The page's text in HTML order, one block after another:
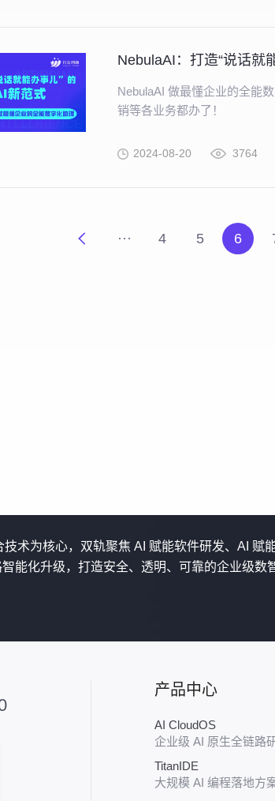
NebulaAI：打造“说话就
NebulaAI 做最懂企业的全能
销等各业务都办了！
2024-08-20 3764
··· 4 5 6
技术为核心，双轨聚焦 AI 赋能软件研发、AI
能化升级，打造安全、透明、可靠的企业级数
产品中心
AI CloudOS
企业级 AI 原生全链路
TitanIDE
大规模 AI 编程落地方